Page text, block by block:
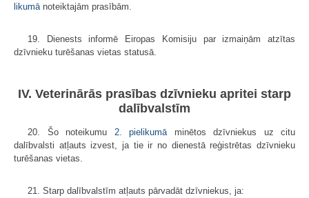
likumā noteiktajām prasībām.
19. Dienests informē Eiropas Komisiju par izmaiņām atzītas
dzīvnieku turēšanas vietas statusā.
IV. Veterinārās prasības dzīvnieku apritei starp
dalībvalstīm
20. Šo noteikumu 2. pielikumā minētos dzīvniekus uz citu
dalībvalsti atļauts izvest, ja tie ir no dienestā reģistrētas dzīvnieku
turēšanas vietas.
21. Starp dalībvalstīm atļauts pārvadāt dzīvniekus, ja: